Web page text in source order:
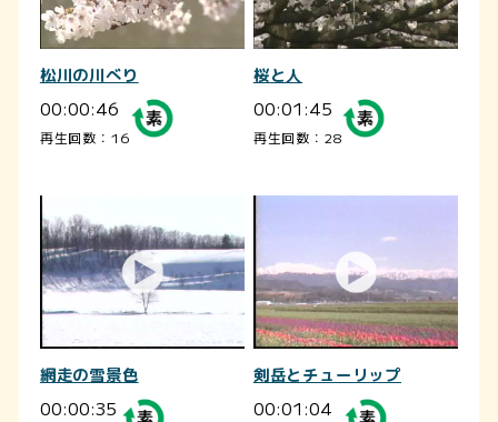
松川の川べり
00:00:46
再生回数：16
桜と人
00:01:45
再生回数：28
網走の雪景色
00:00:35
剣岳とチューリップ
00:01:04